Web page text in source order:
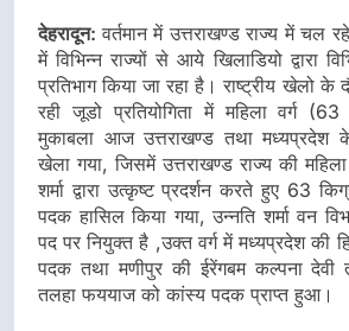
देहरादून:वर्तमान में उत्तराखण्ड राज्य में चल
में विभिन्न राज्यों से आये खिलाडियो द्वारा
प्रतिभाग किया जा रहा है। राष्ट्रीय खेलो के
रही जूडो प्रतियोगिता में महिला वर्ग
मुकाबला आज उत्तराखण्ड तथा मध्यप्रदेश
खेला गया, जिसमें उत्तराखण्ड राज्य की
शर्मा द्वारा उत्कृष्ट प्रदर्शन करते हुए 63
पदक हासिल किया गया, उन्नति शर्मा वन
पद पर नियुक्त है ,उक्त वर्ग में मध्यप्रदेश की
पदक तथा मणीपुर की ईरेंगबम कल्पना देवी
तलहा फययाज को कांस्य पदक प्राप्त हुआ।